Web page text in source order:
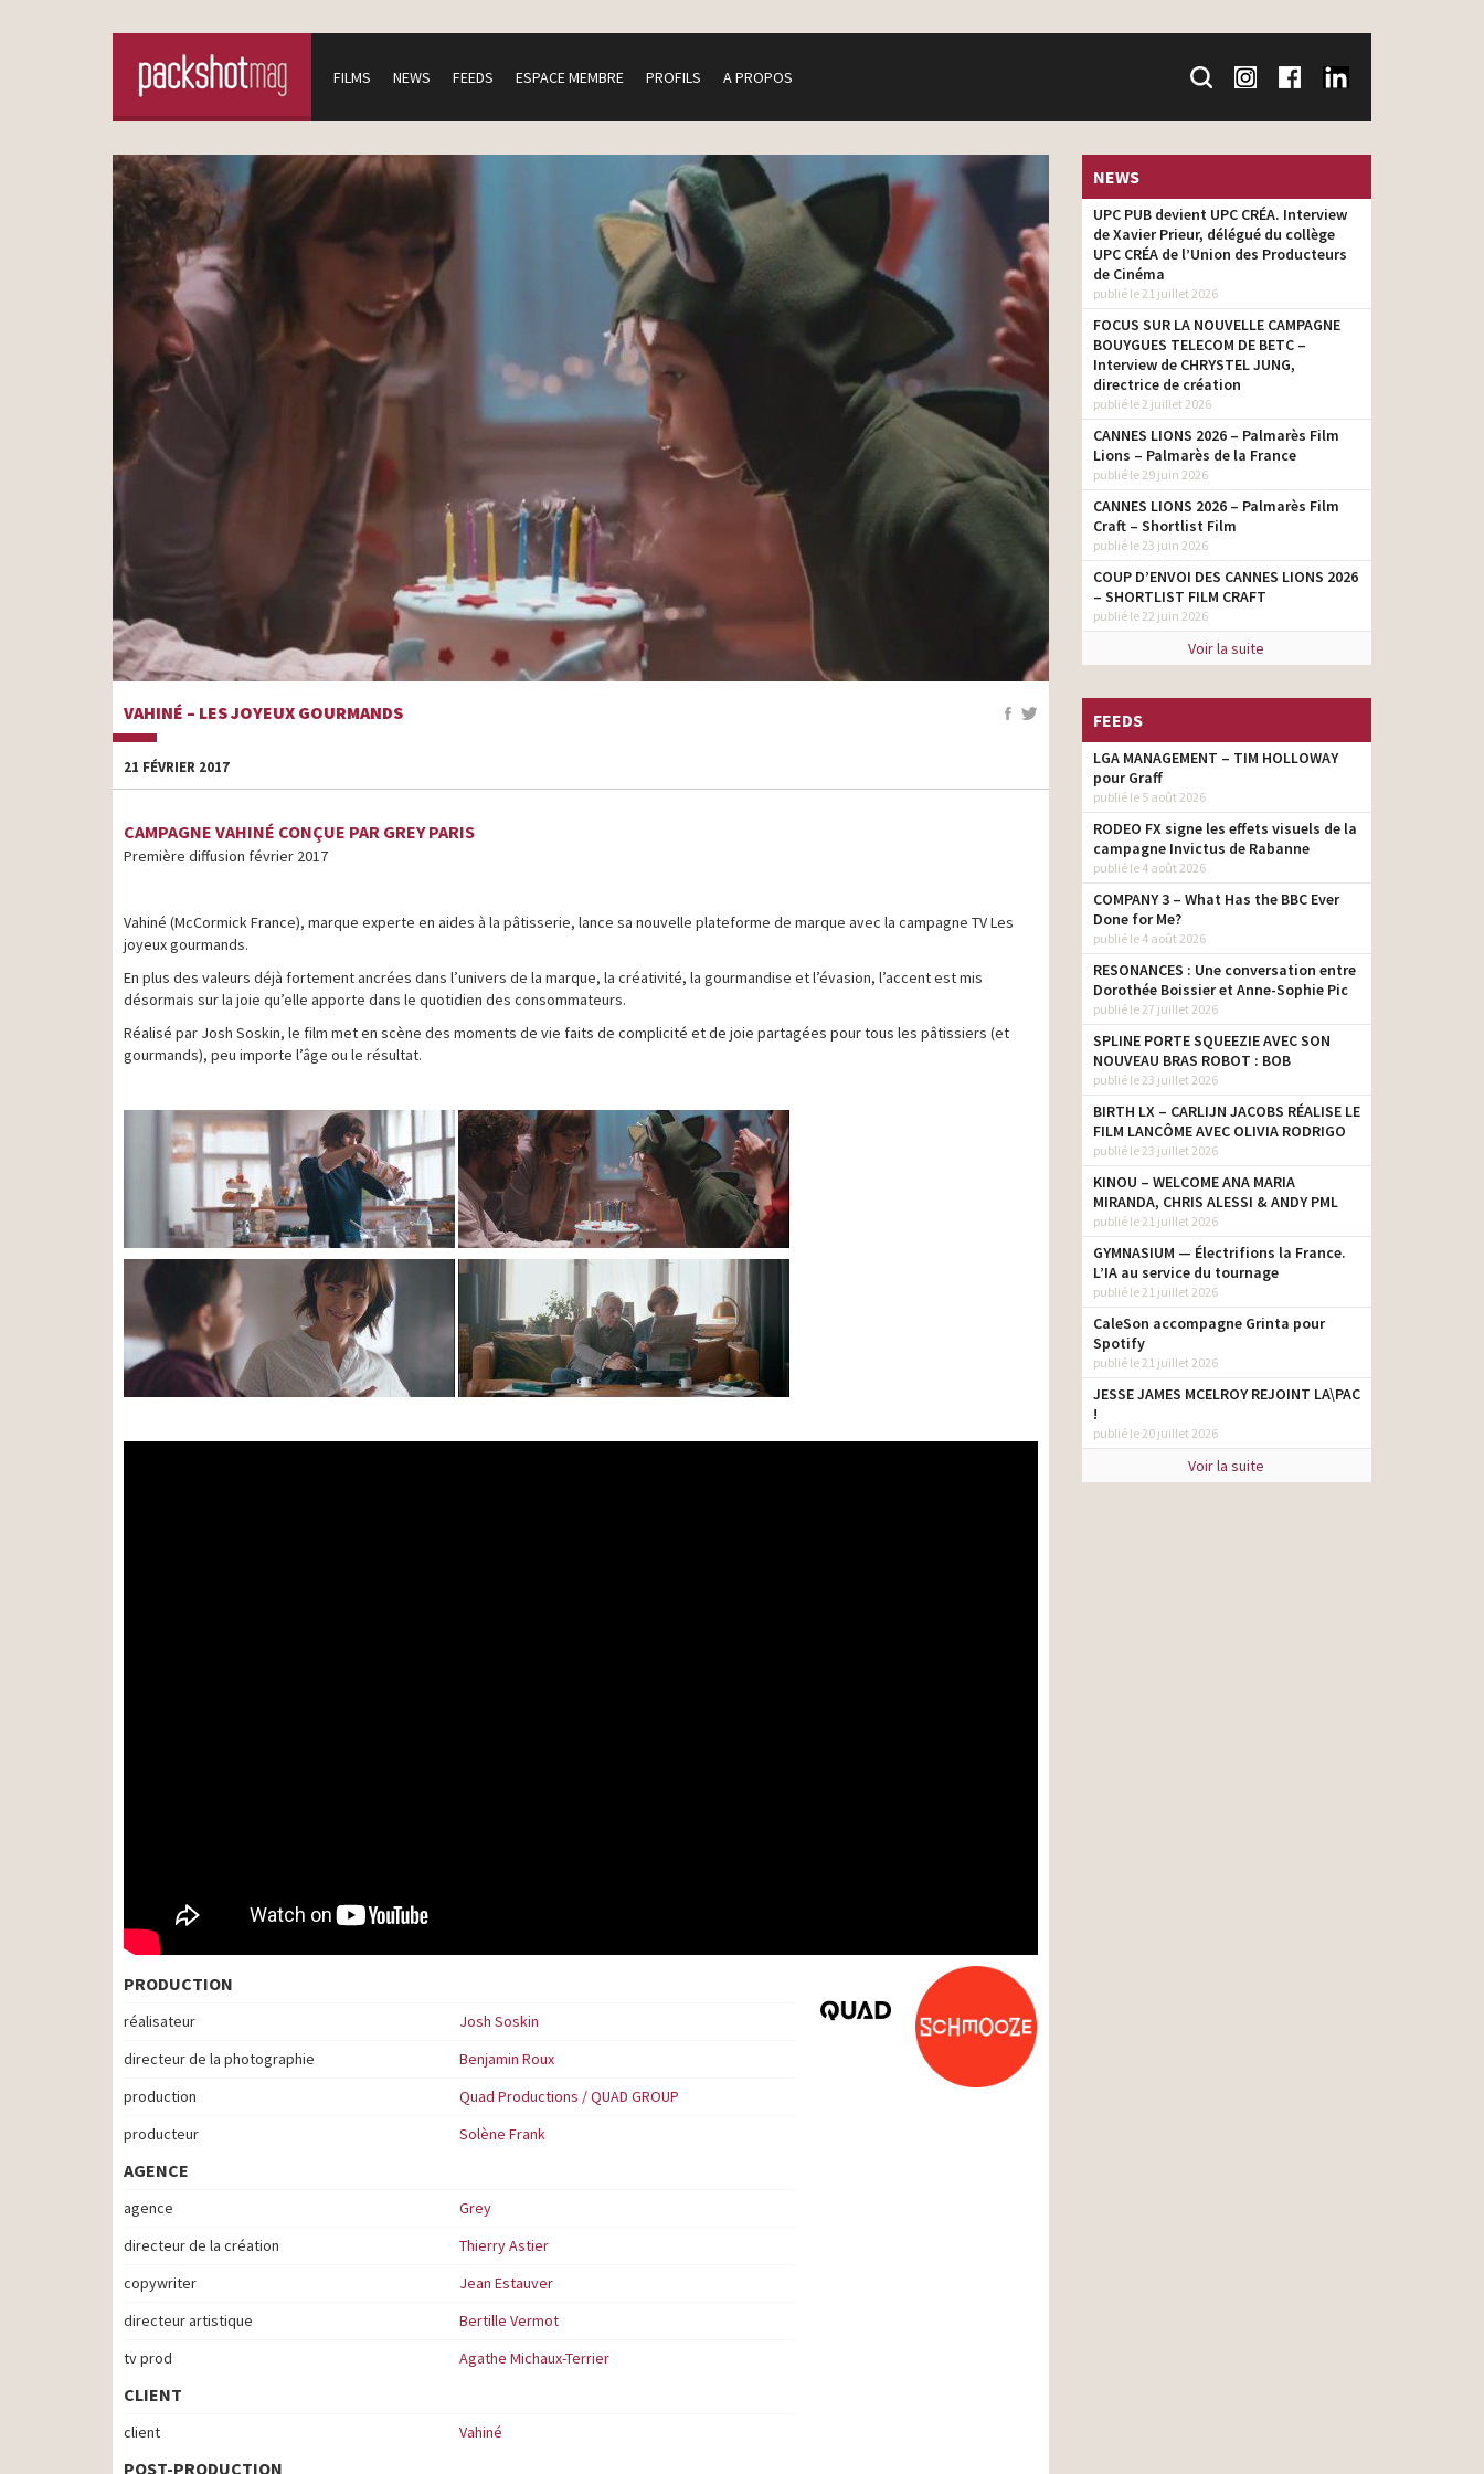
FILMS NEWS FEEDS ESPACE MEMBRE PROFILS A PROPOS
VAHINÉ – LES JOYEUX GOURMANDS
21 FÉVRIER 2017
CAMPAGNE VAHINÉ CONÇUE PAR GREY PARIS
Première diffusion février 2017
Vahiné (McCormick France), marque experte en aides à la pâtisserie, lance sa nouvelle plateforme de marque avec la campagne TV Les
joyeux gourmands.
En plus des valeurs déjà fortement ancrées dans l’univers de la marque, la créativité, la gourmandise et l’évasion, l’accent est mis
désormais sur la joie qu’elle apporte dans le quotidien des consommateurs.
Réalisé par Josh Soskin, le film met en scène des moments de vie faits de complicité et de joie partagées pour tous les pâtissiers (et
gourmands), peu importe l’âge ou le résultat.
PRODUCTION
réalisateur
Josh Soskin
directeur de la photographie
Benjamin Roux
production
Quad Productions / QUAD GROUP
producteur
Solène Frank
AGENCE
agence
Grey
directeur de la création
Thierry Astier
copywriter
Jean Estauver
directeur artistique
Bertille Vermot
tv prod
Agathe Michaux-Terrier
CLIENT
client Vahiné
POST-PRODUCTION
NEWS
UPC PUB devient UPC CRÉA. Interview
de Xavier Prieur, délégué du collège
UPC CRÉA de l’Union des Producteurs
de Cinéma
publié le 21 juillet 2026
FOCUS SUR LA NOUVELLE CAMPAGNE
BOUYGUES TELECOM DE BETC –
Interview de CHRYSTEL JUNG,
directrice de création
publié le 2 juillet 2026
CANNES LIONS 2026 – Palmarès Film
Lions – Palmarès de la France
publié le 29 juin 2026
CANNES LIONS 2026 – Palmarès Film
Craft – Shortlist Film
publié le 23 juin 2026
COUP D’ENVOI DES CANNES LIONS 2026
– SHORTLIST FILM CRAFT
publié le 22 juin 2026
Voir la suite
FEEDS
LGA MANAGEMENT – TIM HOLLOWAY
pour Graff
publié le 5 août 2026
RODEO FX signe les effets visuels de la
campagne Invictus de Rabanne
publié le 4 août 2026
COMPANY 3 – What Has the BBC Ever
Done for Me?
publié le 4 août 2026
RESONANCES : Une conversation entre
Dorothée Boissier et Anne-Sophie Pic
publié le 27 juillet 2026
SPLINE PORTE SQUEEZIE AVEC SON
NOUVEAU BRAS ROBOT : BOB
publié le 23 juillet 2026
BIRTH LX – CARLIJN JACOBS RÉALISE LE
FILM LANCÔME AVEC OLIVIA RODRIGO
publié le 23 juillet 2026
KINOU – WELCOME ANA MARIA
MIRANDA, CHRIS ALESSI & ANDY PML
publié le 21 juillet 2026
GYMNASIUM — Électrifions la France.
L’IA au service du tournage
publié le 21 juillet 2026
CaleSon accompagne Grinta pour
Spotify
publié le 21 juillet 2026
JESSE JAMES MCELROY REJOINT LA\PAC
!
publié le 20 juillet 2026
Voir la suite